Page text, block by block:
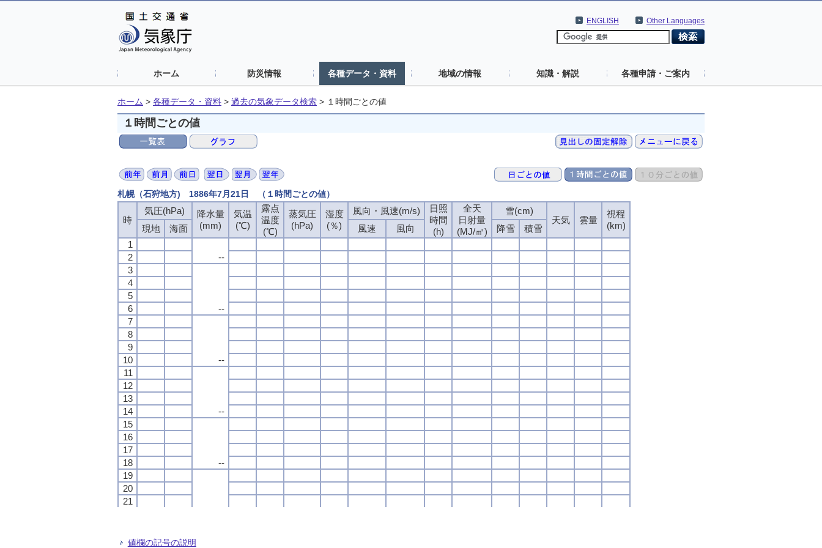
Other Languages
ENGLISH
ホーム 防災情報 各種データ・資料 地域の情報 知識・解説 各種申請・ご案内
ホーム > 各種データ・資料 > 過去の気象データ検索 > １時間ごとの値
１時間ごとの値
札幌（石狩地方) 1886年7月21日 （１時間ごとの値）
時
気圧(hPa)
降水量
(mm)
気温
(℃)
露点
温度
(℃)
蒸気圧
(hPa)
湿度
(％)
風向・風速(m/s)
日照
時間
(h)
全天
日射量
(MJ/㎡)
雪(cm)
天気
雲量
視程
(km)
現地 海面 風速 風向 降雪
積雪
1
--
2
3
--
4
5
6
7
--
8
9
10
11
--
12
13
14
15
--
16
17
18
19
20
21
24
時
気圧(hPa)
降水量
(mm)
気温
(℃)
露点
温度
(℃)
蒸気圧
(hPa)
湿度
(％)
風向・風速(m/s)
日照
時間
(h)
全天
日射量
(MJ/㎡)
雪(cm)
天気
雲量
視程
(km)
現地 海面 風速 風向 降雪
積雪
1
--
2
3
--
4
5
6
7
--
8
9
10
11
--
12
13
14
15
--
16
17
18
19
20
21
24
時
気圧(hPa)
降水量
(mm)
気温
(℃)
露点
温度
(℃)
蒸気圧
(hPa)
湿度
(％)
風向・風速(m/s)
日照
時間
(h)
全天
日射量
(MJ/㎡)
雪(cm)
天気
雲量
視程
(km)
現地 海面 風速 風向 降雪
積雪
1
--
2
3
--
4
5
6
7
--
8
9
10
11
--
12
13
14
15
--
16
17
18
19
20
21
24
時
気圧(hPa)
降水量
(mm)
気温
(℃)
露点
温度
(℃)
蒸気圧
(hPa)
湿度
(％)
風向・風速(m/s)
日照
時間
(h)
全天
日射量
(MJ/㎡)
雪(cm)
天気
雲量
視程
(km)
現地 海面 風速 風向 降雪
積雪
1
--
2
3
--
4
5
6
7
--
8
9
10
11
--
12
13
14
15
--
16
17
18
19
20
21
24
値欄の記号の説明